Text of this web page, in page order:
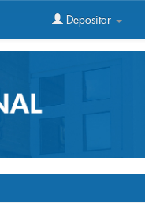
Depositar